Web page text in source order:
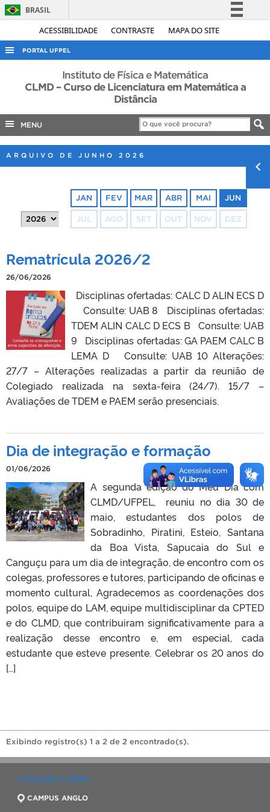
ACESSIBILIDADE CONTRASTE MAPA DO SITE
BRASIL
Simplifique!
Acesso à informação
Canais
PORTAL UFPEL
ACESSO À INFORMAÇÃO
AUDITORIA
EDITAIS
PORTARIAS
Instituto de Física e Matemática
CLMD – Curso de Licenciatura em Matemática a
Distância
MENU
ARQUIVO DE JUNHO 2026
JAN FEV MAR ABR MAI JUN
JUL AGO SET OUT NOV DEZ
Rematrícula 2026/2
26/06/2026
Disciplinas ofertadas: CALC D ALIN ECS D
Consulte: UAB 8 Disciplinas ofertadas:
TDEM ALIN CALC D ECS B Consulte: UAB
9 Disciplinas ofertadas: GA PAEM CALC B
LEMA D Consulte: UAB 10 Alterações:
27/7 – Alterações realizadas a partir da reunião de
Colegiado realizada na sexta-feira (24/7). 15/7 –
Avaliações de TDEM e PAEM serão presenciais.
Dia de integração e formação
01/06/2026
A segunda edição do Meu Dia com
CLMD/UFPEL, reuniu no dia 30 de
maio, estudantes dos polos de
Sobradinho, Piratini, Esteio, Santana
da Boa Vista, Sapucaia do Sul e
Canguçu para um dia de integração, de encontro com os
colegas, professores e tutores, participando de oficinas e
momento cultural, Agradecemos as coordenações dos
polos, equipe do LAM, equipe multidisciplinar da CPTED
e do CLMD, que contribuiram significativamente para a
realização desse encontro e, em especial, cada
estudante que esteve presente. Celebrar os 20 anos do
[…]
Exibindo registro(s) 1 a 2 de 2 encontrado(s).
LOCALIZE A UFPEL
CAMPUS ANGLO